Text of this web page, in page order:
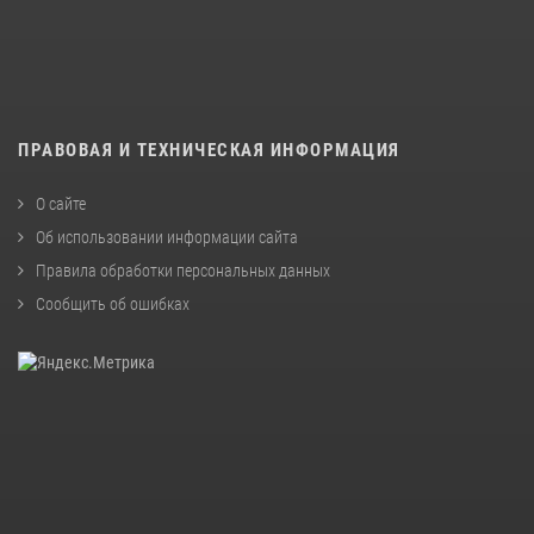
ПРАВОВАЯ И ТЕХНИЧЕСКАЯ ИНФОРМАЦИЯ
О сайте
Об использовании информации сайта
Правила обработки персональных данных
Сообщить об ошибках